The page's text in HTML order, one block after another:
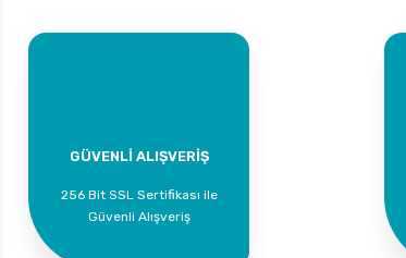
GÜVENLİ ALIŞVERİŞ
256 Bit SSL Sertifikası ile
Güvenli Alışveriş